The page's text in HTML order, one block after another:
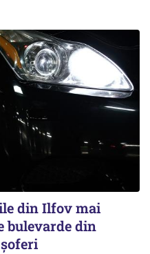
din Ilfov mai
bulevarde din